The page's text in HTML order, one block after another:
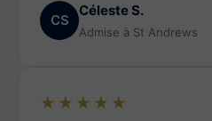
CS
Céleste S.
Admise à St Andrews
★★★★★